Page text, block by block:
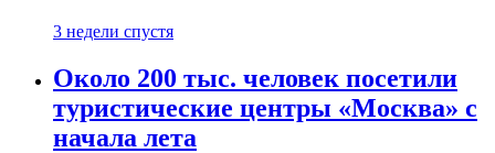
3 недели спустя
Около 200 тыс. человек посетили
туристические центры «Москва» с
начала лета